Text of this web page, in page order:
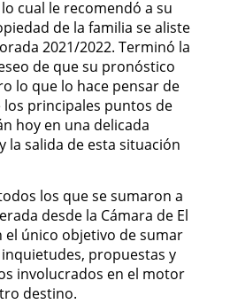
cual le recomendó a su
de la familia se aliste
2021/2022. Terminó la
de que su pronóstico
lo que lo hace pensar de
los principales puntos de
hoy en una delicada
la salida de esta situación
los que se sumaron a
desde la Cámara de El
el único objetivo de sumar
propuestas y
involucrados en el motor
destino.